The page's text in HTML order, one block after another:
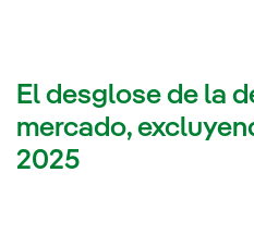
El desglose de la
mercado,
2025